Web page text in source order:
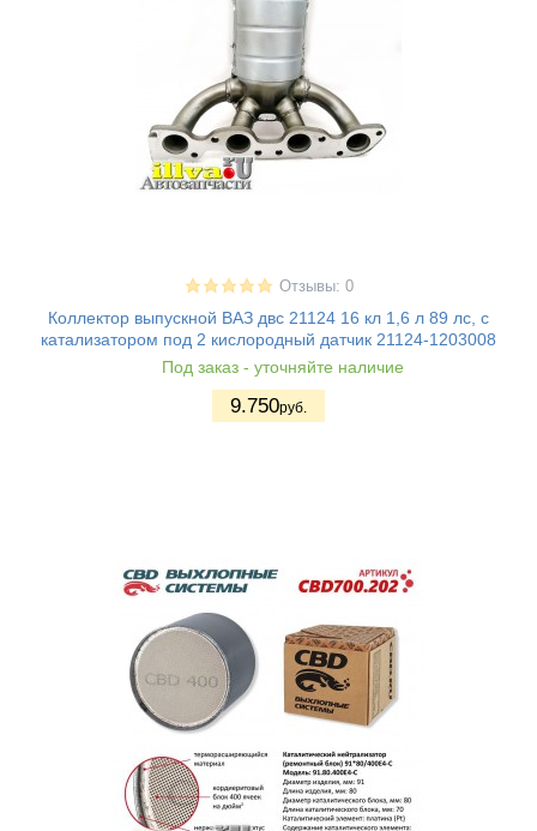
Отзывы: 0
Коллектор выпускной ВАЗ двс 21124 16 кл 1,6 л 89 лс, с
катализатором под 2 кислородный датчик 21124-1203008
Под заказ - уточняйте наличие
9.750руб.